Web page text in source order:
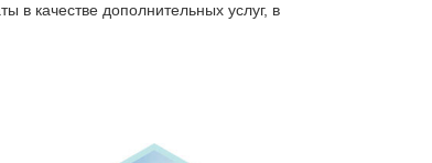
в качестве дополнительных услуг, в